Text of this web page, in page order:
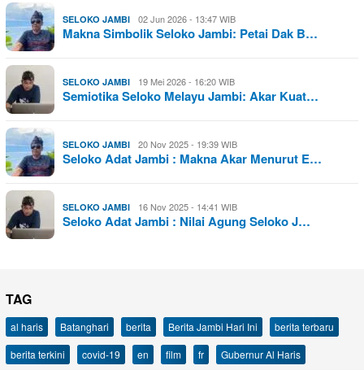
SELOKO JAMBI 02 Jun 2026 - 13:47 WIB
Makna Simbolik Seloko Jambi: Petai Dak B…
SELOKO JAMBI 19 Mei 2026 - 16:20 WIB
Semiotika Seloko Melayu Jambi: Akar Kuat…
SELOKO JAMBI 20 Nov 2025 - 19:39 WIB
Seloko Adat Jambi : Makna Akar Menurut E…
SELOKO JAMBI 16 Nov 2025 - 14:41 WIB
Seloko Adat Jambi : Nilai Agung Seloko J…
TAG
al haris Batanghari berita Berita Jambi Hari Ini
berita terbaru
berita terkini
covid-19 en film fr
Gubernur Al Haris